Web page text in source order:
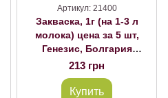
Артикул: 21400
Закваска, 1г (на 1-3 л
молока) цена за 5 шт,
Генезис, Болгария
Биоряженка
213 грн
Купить